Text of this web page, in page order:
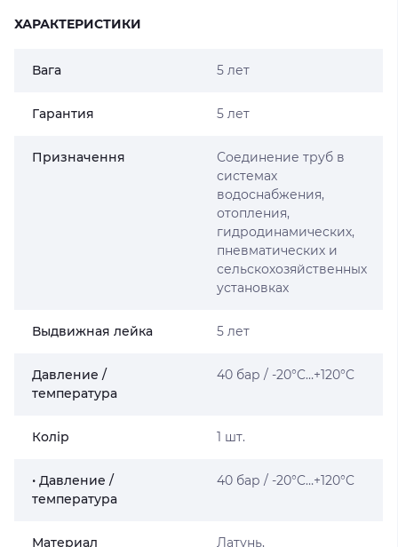
ХАРАКТЕРИСТИКИ
Вага 5 лет
Гарантия 5 лет
Призначення
Соединение труб в
системах
водоснабжения,
отопления,
гидродинамических,
пневматических и
сельскохозяйственных
установках
Выдвижная лейка 5 лет
Давление /
температура
40 бар / -20°C…+120°C
Колір 1 шт.
• Давление /
температура
40 бар / -20°C…+120°C
Материал
Латунь,